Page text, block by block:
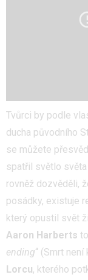
Tvůrci by podle
ducha původního
se můžete
spatřil světlo světa
rovněž dozvěděli,
posádky, existuje
který opustil svět
Aaron Harberts
ending“ (Smrt
Lorcu, kterého